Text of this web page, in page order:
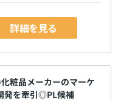
詳細を見る
粧品メーカーのマーケ
発を牽引◎PL候補